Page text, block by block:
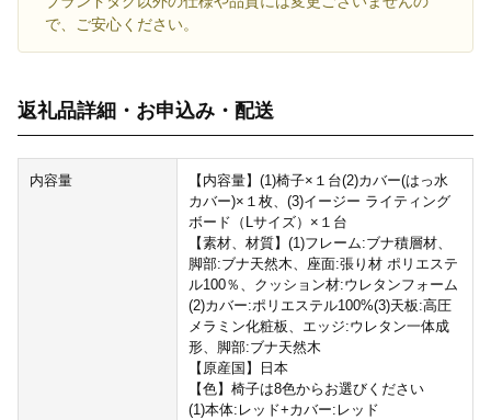
で、ご安心ください。
返礼品詳細・お申込み・配送
内容量
【内容量】(1)椅子×１台(2)カバー(はっ水
カバー)×１枚、(3)イージー ライティング
ボード（Lサイズ）×１台
【素材、材質】(1)フレーム:ブナ積層材、
脚部:ブナ天然木、座面:張り材 ポリエステ
ル100％、クッション材:ウレタンフォーム
(2)カバー:ポリエステル100%(3)天板:高圧
メラミン化粧板、エッジ:ウレタン一体成
形、脚部:ブナ天然木
【原産国】日本
【色】椅子は8色からお選びください
(1)本体:レッド+カバー:レッド